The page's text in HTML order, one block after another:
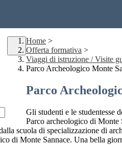
Home >
Offerta formativa >
Viaggi di istruzione / Visite
Parco Archeologico Monte
Parco
Gli studenti e le studentesse
Parco archeologico di Monte
scuola di specializzazione di
di Monte Sannace. Una bella